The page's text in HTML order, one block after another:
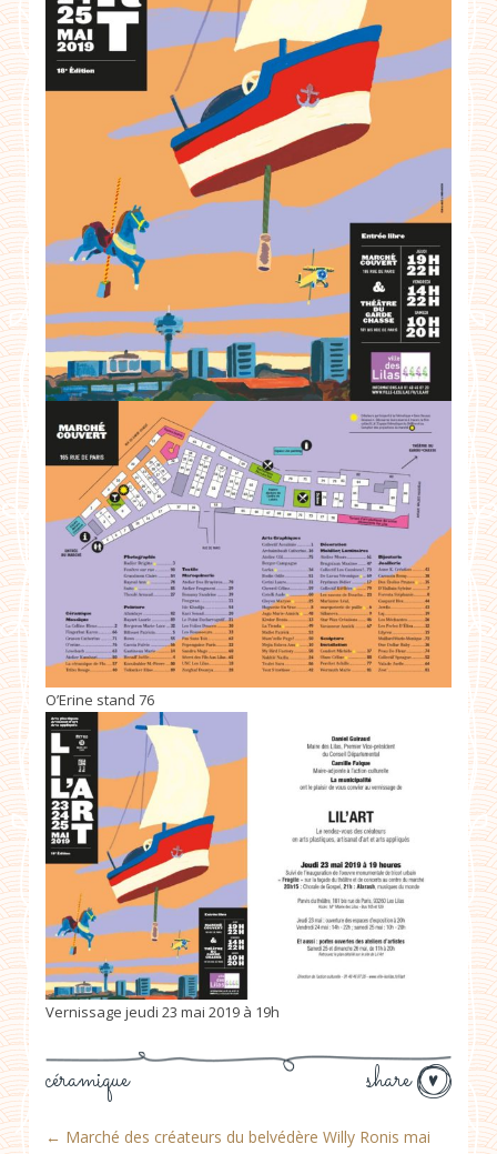
O’Erine stand 76
Vernissage jeudi 23 mai 2019 à 19h
share
céramique
← Marché des créateurs du belvédère Willy Ronis mai